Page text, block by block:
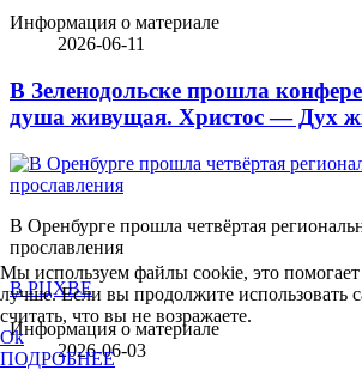
Информация о материале
2026-06-11
В Зеленодольске прошла
душа живущая. Христос — Дух
В Оренбурге прошла четвёртая
прославления
В РЦХВЕ
Информация о материале
2026-06-03
Мы используем файлы cookie, это помогает
лучше. Если вы продолжите использовать
считать, что вы не возражаете.
Ok
ПОДРОБНЕЕ